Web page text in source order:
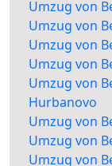
Umzug von
Umzug von
Umzug von
Umzug von
Umzug von
Hurbanovo
Umzug von
Umzug von
Umzug von